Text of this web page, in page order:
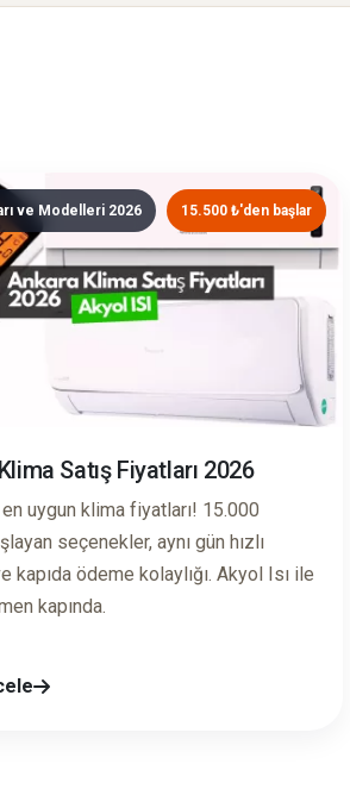
ve Modelleri 2026 15.500 ₺'den başlar
Satış Fiyatları 2026
uygun klima fiyatları! 15.000
seçenekler, aynı gün hızlı
kapıda ödeme kolaylığı. Akyol Isı ile
kapında.